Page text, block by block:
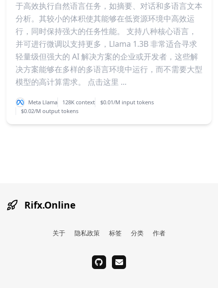
于高效执行自然语言任务，如摘要、对话和多语言文本
分析。其较小的体积使其能够在低资源环境中高效运
行，同时保持强大的任务性能。 支持八种核心语言，
并可进行微调以支持更多，Llama 1.3B 非常适合寻求
轻量级但强大的 AI 解决方案的企业或开发者，这些解
决方案能够在多样的多语言环境中运行，而不需要大型
模型的高计算需求。 点击这里 ...
Meta Llama 128K context
$0.01/M input tokens
$0.02/M output tokens
Rifx.Online
关于 隐私政策 标签 分类 作者
githubemail